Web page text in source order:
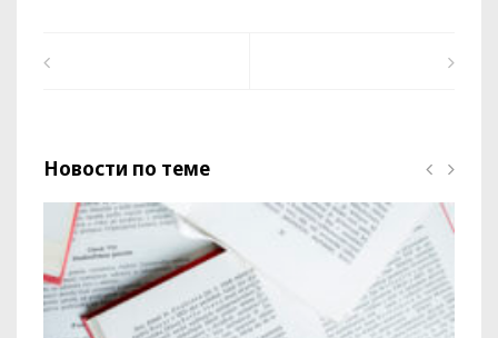
Новости по теме